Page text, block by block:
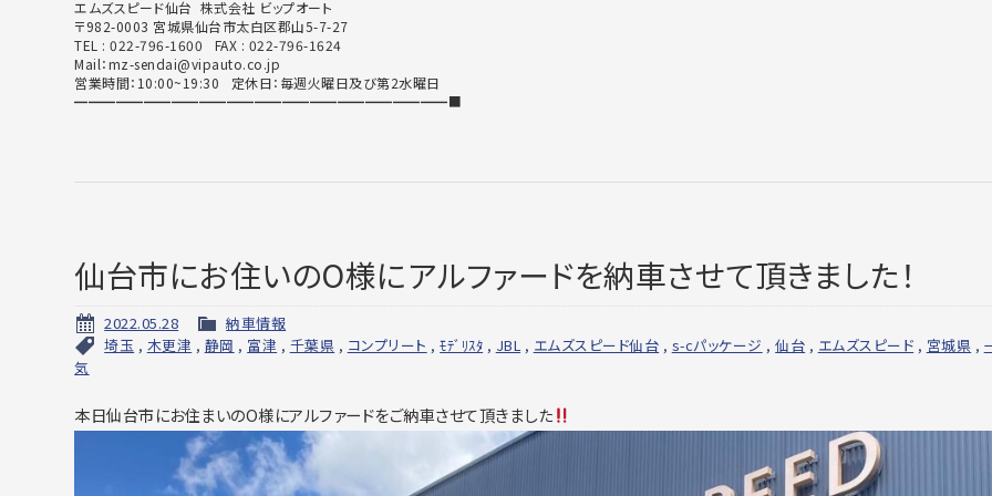
エムズスピード仙台 株式会社 ビップオート
〒982-0003 宮城県仙台市太白区郡山5-7-27
TEL : 022-796-1600 FAX : 022-796-1624
Mail：mz-sendai@vipauto.co.jp
営業時間：10:00~19:30 定休日：毎週火曜日及び第2水曜日
━━━━━━━━━━━━━━━━━━━━━━━━━━━■
仙台市にお住いのO様にアルファードを納車させて頂きました！
2022.05.28
納車情報
埼玉 , 木更津 , 静岡 , 富津 , 千葉県 , コンプリート ,ﾓﾃﾞﾘｽﾀ , JBL , エムズスピード仙台 , s-cパッケージ ,仙台 , エムズスピード , 宮城県 ,
気
本日仙台市にお住まいのO様にアルファードをご納車させて頂きました